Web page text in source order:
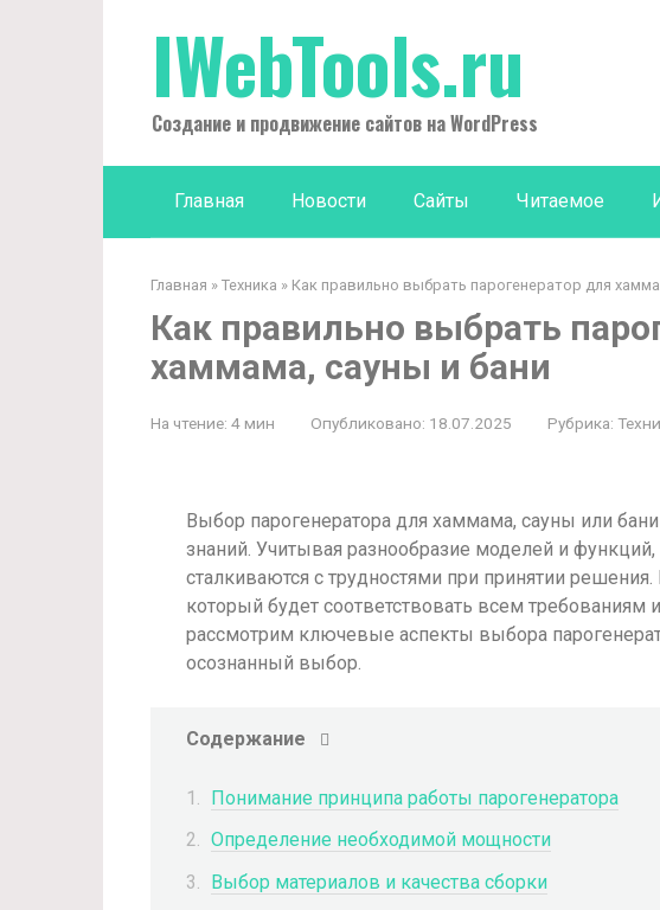
IWebTools.ru
Создание и продвижение сайтов на WordPress
Главная Новости Сайты Читаемое
Главная » Техника » Как правильно выбрать парогенератор для
Как правильно выбрать
хаммама, сауны и бани
На чтение: 4 мин Опубликовано: 18.07.2025 Рубрика:
Выбор парогенератора для хаммама, сауны или
знаний. Учитывая разнообразие моделей и
сталкиваются с трудностями при принятии
который будет соответствовать всем требованиям
рассмотрим ключевые аспекты выбора
осознанный выбор.
Содержание
Понимание принципа работы парогенератора
Определение необходимой мощности
Выбор материалов и качества сборки